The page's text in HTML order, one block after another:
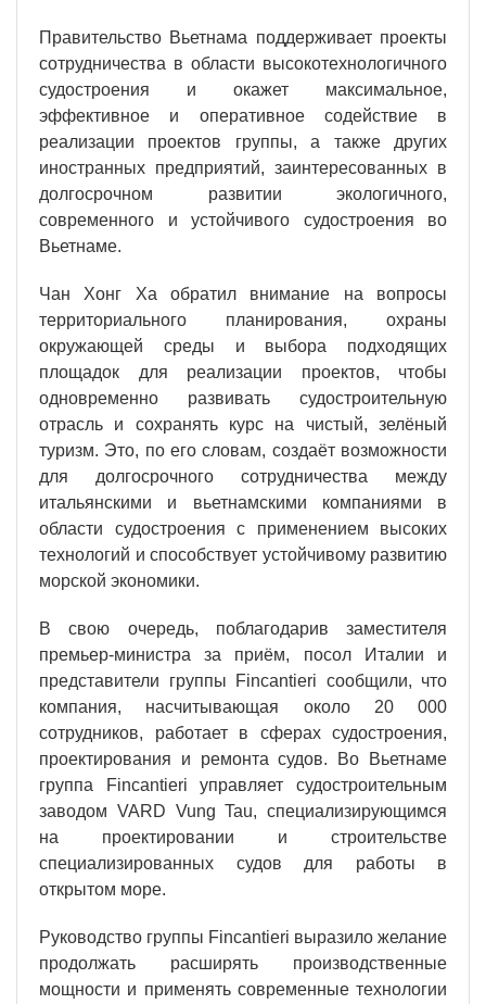
Правительство Вьетнама поддерживает проекты
сотрудничества в области высокотехнологичного
судостроения и окажет максимальное,
эффективное и оперативное содействие в
реализации проектов группы, а также других
иностранных предприятий, заинтересованных в
долгосрочном развитии экологичного,
современного и устойчивого судостроения во
Вьетнаме.
Чан Хонг Ха обратил внимание на вопросы
территориального планирования, охраны
окружающей среды и выбора подходящих
площадок для реализации проектов, чтобы
одновременно развивать судостроительную
отрасль и сохранять курс на чистый, зелёный
туризм. Это, по его словам, создаёт возможности
для долгосрочного сотрудничества между
итальянскими и вьетнамскими компаниями в
области судостроения с применением высоких
технологий и способствует устойчивому развитию
морской экономики.
В свою очередь, поблагодарив заместителя
премьер-министра за приём, посол Италии и
представители группы Fincantieri сообщили, что
компания, насчитывающая около 20 000
сотрудников, работает в сферах судостроения,
проектирования и ремонта судов. Во Вьетнаме
группа Fincantieri управляет судостроительным
заводом VARD Vung Tau, специализирующимся
на проектировании и строительстве
специализированных судов для работы в
открытом море.
Руководство группы Fincantieri выразило желание
продолжать расширять производственные
мощности и применять современные технологии